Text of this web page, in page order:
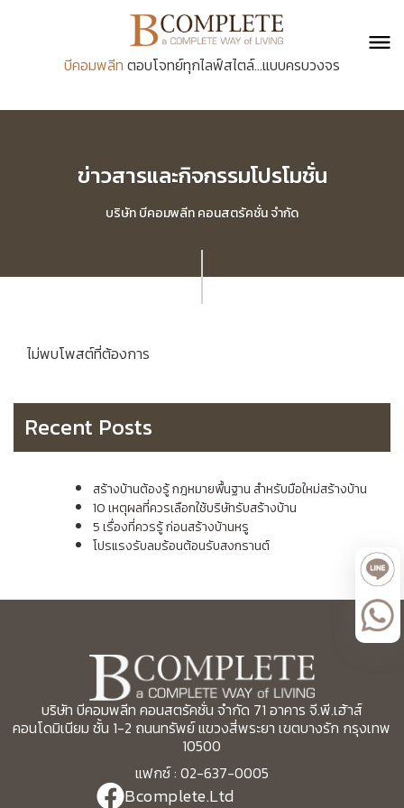
บีคอมพลีท ตอบโจทย์ทุกไลฟ์สไตล์...แบบครบวงจร
ข่าวสารและกิจกรรมโปรโมชั่น
บริษัท บีคอมพลีท คอนสตรัคชั่น จำกัด
ไม่พบโพสต์ที่ต้องการ
Recent Posts
สร้างบ้านต้องรู้ กฎหมายพื้นฐาน สำหรับมือใหม่สร้างบ้าน
10 เหตุผลที่ควรเลือกใช้บริษัทรับสร้างบ้าน
5 เรื่องที่ควรรู้ ก่อนสร้างบ้านหรู
โปรแรงรับลมร้อนต้อนรับสงกรานต์
บริษัท บีคอมพลีท คอนสตรัคชั่น จำกัด 71 อาคาร จี.พี.เฮ้าส์
คอนโดมิเนียม ชั้น 1-2 ถนนทรัพย์ แขวงสี่พระยา เขตบางรัก กรุงเทพ
10500
แฟกซ์ : 02-637-0005
Bcomplete.Ltd